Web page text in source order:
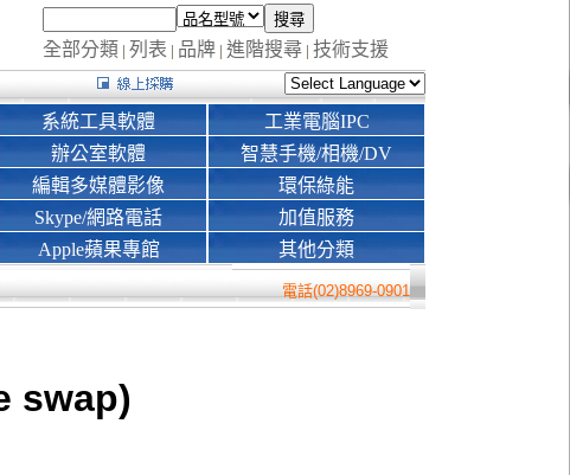
全部分類 | 列表 | 品牌 | 進階搜尋 | 技術支援
系統工具軟體
辦公室軟體
編輯多媒體影像
Skype/網路電話
Apple蘋果專館
工業電腦IPC
智慧手機/相機/DV
環保綠能
加值服務
其他分類
電話(02)8969-0901
swap)